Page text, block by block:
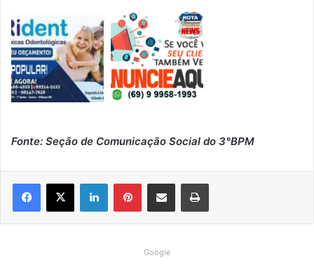
Fonte: Seção de Comunicação Social do 3°BPM
Google